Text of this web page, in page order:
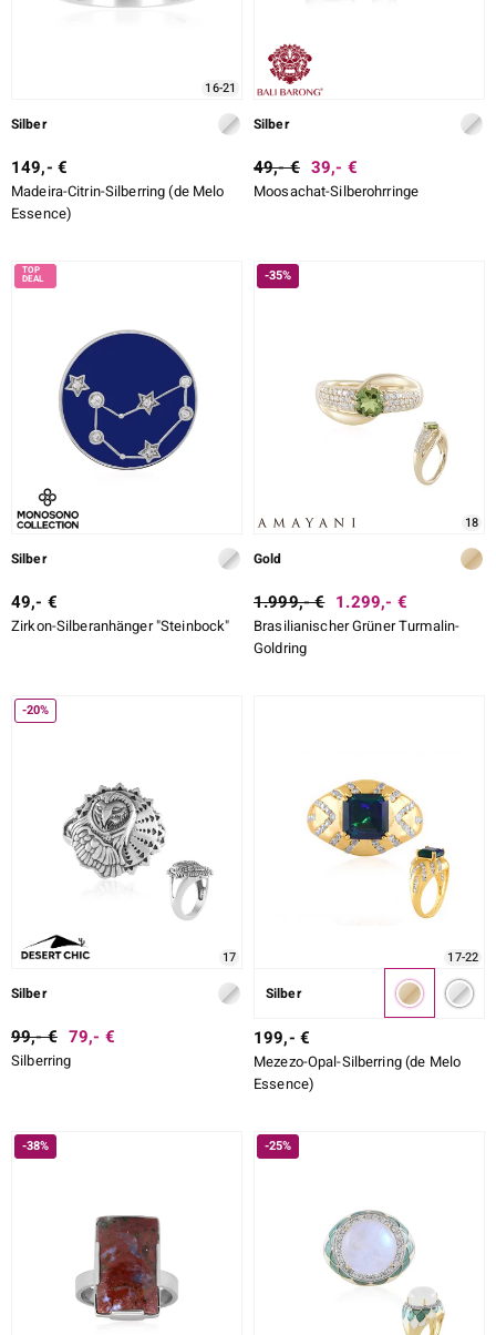
16-21
Silber
149,- €
Madeira-Citrin-Silberring (de Melo
Essence)
Silber
49,- € 39,- €
Moosachat-Silberohrringe
Silber
49,- €
Zirkon-Silberanhänger "Steinbock"
-35%
18
Gold
1.999,- € 1.299,- €
Brasilianischer Grüner Turmalin-
Goldring
-20%
17
Silber
99,- € 79,- €
Silberring
17-22
Silber
199,- €
Mezezo-Opal-Silberring (de Melo
Essence)
-38% -25%